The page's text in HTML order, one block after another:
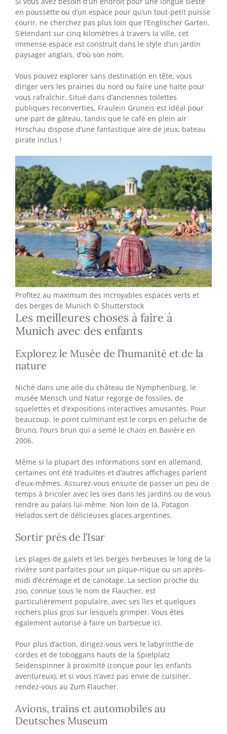
en poussette ou d’un espace pour qu’un tout-petit puisse
courir, ne cherchez pas plus loin que l’Englischer Garten.
S’étendant sur cinq kilomètres à travers la ville, cet
immense espace est construit dans le style d’un jardin
paysager anglais, d’où son nom.
Vous pouvez explorer sans destination en tête, vous
diriger vers les prairies du nord ou faire une halte pour
vous rafraîchir. Situé dans d’anciennes toilettes
publiques reconverties, Fraulein Grüneis est idéal pour
une part de gâteau, tandis que le café en plein air
Hirschau dispose d’une fantastique aire de jeux, bateau
pirate inclus !
Profitez au maximum des incroyables espaces verts et
des berges de Munich © Shutterstock
Les meilleures choses à faire à
Munich avec des enfants
Explorez le Musée de l’humanité et de la
nature
Niché dans une aile du château de Nymphenburg, le
musée Mensch und Natur regorge de fossiles, de
squelettes et d’expositions interactives amusantes. Pour
beaucoup, le point culminant est le corps en peluche de
Bruno, l’ours brun qui a semé le chaos en Bavière en
2006.
Même si la plupart des informations sont en allemand,
certaines ont été traduites et d’autres affichages parlent
d’eux-mêmes. Assurez-vous ensuite de passer un peu de
temps à bricoler avec les oies dans les jardins ou de vous
rendre au palais lui-même. Non loin de là, Patagon
Helados sert de délicieuses glaces argentines.
Sortir près de l’Isar
Les plages de galets et les berges herbeuses le long de la
rivière sont parfaites pour un pique-nique ou un après-
midi d’écrémage et de canotage. La section proche du
zoo, connue sous le nom de Flaucher, est
particulièrement populaire, avec ses îles et quelques
rochers plus gros sur lesquels grimper. Vous êtes
également autorisé à faire un barbecue ici.
Pour plus d’action, dirigez-vous vers le labyrinthe de
cordes et de toboggans hauts de la Spielplatz
Seidenspinner à proximité (conçue pour les enfants
aventureux), et si vous n’avez pas envie de cuisiner,
rendez-vous au Zum Flaucher.
Avions, trains et automobiles au
Deutsches Museum